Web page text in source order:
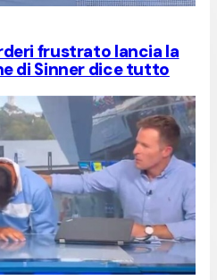
frustrato lancia la
di Sinner dice tutto